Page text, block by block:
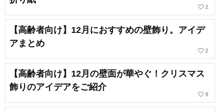
favorite_border 2
【高齢者向け】12月におすすめの壁飾り。アイデ
アまとめ
favorite_border 2
【高齢者向け】12月の壁面が華やぐ！クリスマス
飾りのアイデアをご紹介
favorite_border 9